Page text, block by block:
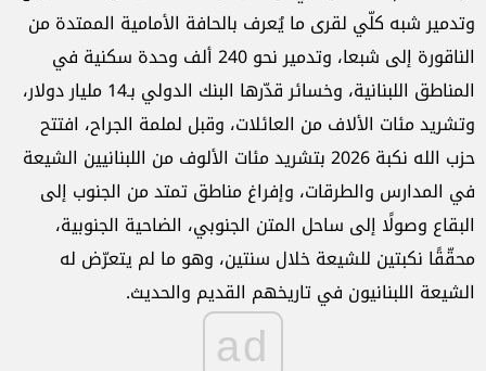
وتدمير شبه كلّي لقرى ما يُعرف بالحافة الأمامية الممتدة من
الناقورة إلى شبعا، وتدمير نحو 240 ألف وحدة سكنية في
المناطق اللبنانية، وخسائر قدّرها البنك الدولي بـ14 مليار دولار،
وتشريد مئات الألاف من العائلات، وقبل لملمة الجراح، افتتح
حزب الله نكبة 2026 بتشريد مئات الألوف من اللبنانيين الشيعة
في المدارس والطرقات، وإفراغ مناطق تمتد من الجنوب إلى
البقاع وصولًا إلى ساحل المتن الجنوبي، الضاحية الجنوبية،
محقّقًا نكبتين للشيعة خلال سنتين، وهو ما لم يتعرّض له
الشيعة اللبنانيون في تاريخهم القديم والحديث.
ad